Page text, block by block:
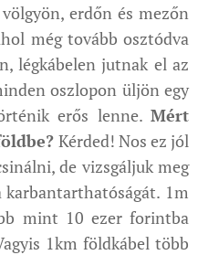
erdőn és mezőn
még tovább osztódva
légkábelen jutnak el az
oszlopon üljön egy
erős lenne. Mért
Kérded! Nos ez jól
de vizsgáljuk meg
1m
mint 10 ezer forintba
1km földkábel több